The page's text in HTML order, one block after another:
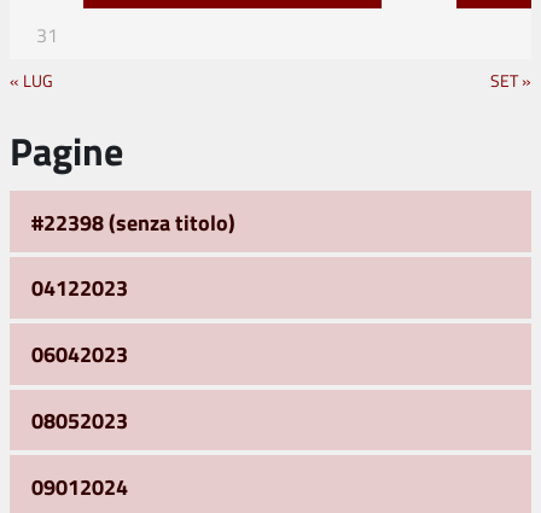
31
« LUG SET »
Pagine
#22398 (senza titolo)
04122023
06042023
08052023
09012024